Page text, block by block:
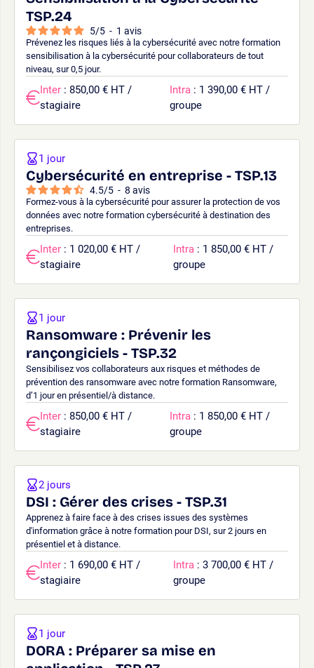
TSP.24
5/5 - 1 avis
Prévenez les risques liés à la cybersécurité avec notre formation
sensibilisation à la cybersécurité pour collaborateurs de tout
niveau, sur 0,5 jour.
Inter : 850,00 € HT /
stagiaire
Intra : 1 390,00 € HT /
groupe
Cybersécurité en entreprise - TSP.13
4.5/5 - 8 avis
Formez-vous à la cybersécurité pour assurer la protection de vos
données avec notre formation cybersécurité à destination des
entreprises.
1 jour
Inter : 1 020,00 € HT /
stagiaire
Intra : 1 850,00 € HT /
groupe
Ransomware : Prévenir les
rançongiciels - TSP.32
Sensibilisez vos collaborateurs aux risques et méthodes de
prévention des ransomware avec notre formation Ransomware,
d’1 jour en présentiel/à distance.
1 jour
Inter : 850,00 € HT /
stagiaire
Intra : 1 850,00 € HT /
groupe
DSI : Gérer des crises - TSP.31
Apprenez à faire face à des crises issues des systèmes
d'information grâce à notre formation pour DSI, sur 2 jours en
présentiel et à distance.
2 jours
Inter : 1 690,00 € HT /
stagiaire
Intra : 3 700,00 € HT /
groupe
DORA : Préparer sa mise en
1 jour